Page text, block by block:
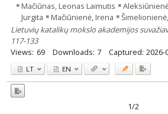
Mačiūnas, Leonas Laimutis
Jurgita
Mačiūnienė, Irena
Lietuvių katalikų mokslo akademijos
117-133
Views: 69 Downloads: 7 Captured: 2026-
LT EN
1/2